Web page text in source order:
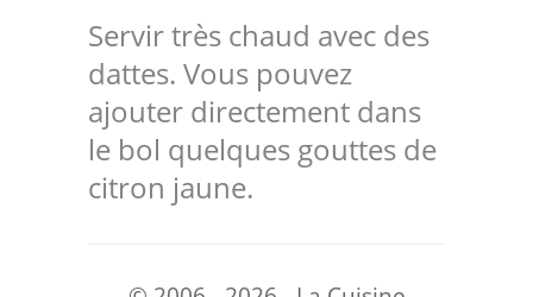
Servir très chaud avec des
dattes. Vous pouvez
ajouter directement dans
le bol quelques gouttes de
citron jaune.